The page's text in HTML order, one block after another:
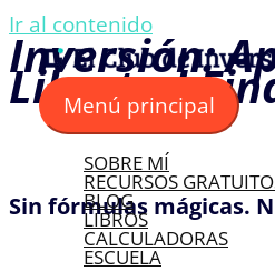
Ir al contenido
Menú principal
SOBRE MÍ
RECURSOS
BLOG
LIBROS
CALCULADORAS
ESCUELA
Inversión:
Libertad
Sin fórmulas mágicas.